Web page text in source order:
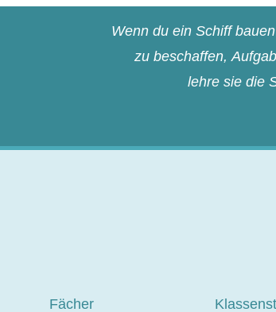
Wenn du ein Schiff
zu beschaffen,
lehre sie die
Fächer